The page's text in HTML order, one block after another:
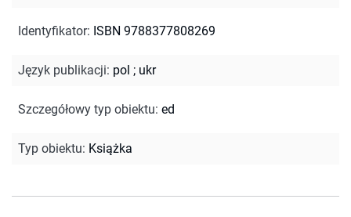
Identyfikator: ISBN 9788377808269
Język publikacji: pol ; ukr
Szczegółowy typ obiektu: ed
Typ obiektu: Książka